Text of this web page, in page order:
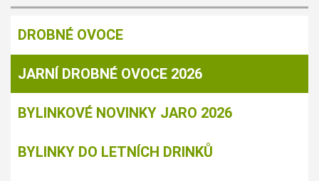
DROBNÉ OVOCE
JARNÍ DROBNÉ OVOCE 2026
BYLINKOVÉ NOVINKY JARO 2026
BYLINKY DO LETNÍCH DRINKŮ